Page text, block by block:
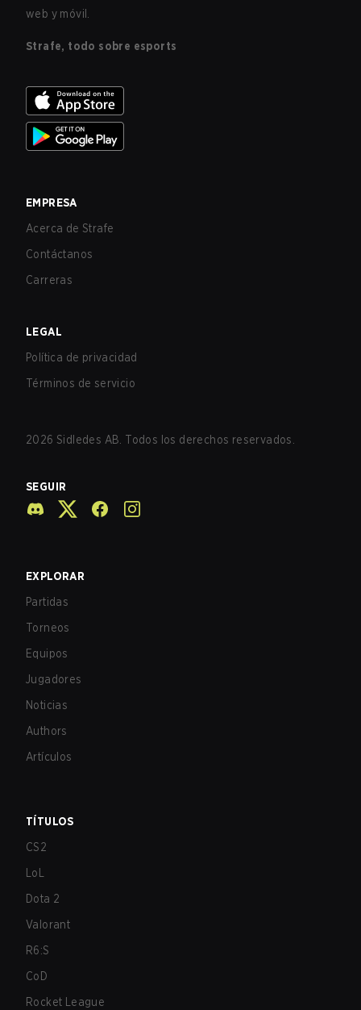
web y móvil.
Strafe, todo sobre esports
EMPRESA
Acerca de Strafe
Contáctanos
Carreras
LEGAL
Política de privacidad
Términos de servicio
2026 Sidledes AB. Todos los derechos reservados.
SEGUIR
EXPLORAR
Partidas
Torneos
Equipos
Jugadores
Noticias
Authors
Artículos
TÍTULOS
CS2
LoL
Dota 2
Valorant
R6:S
CoD
Rocket League